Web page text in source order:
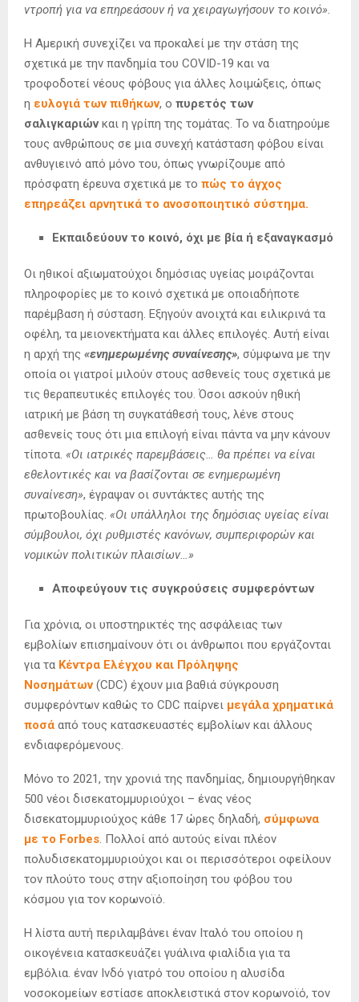
ντροπή για να επηρεάσουν ή να χειραγωγήσουν το κοινό».
Η Αμερική συνεχίζει να προκαλεί με την στάση της
σχετικά με την πανδημία του COVID-19 και να
τροφοδοτεί νέους φόβους για άλλες λοιμώξεις, όπως
η ευλογιά των πιθήκων, ο πυρετός των
σαλιγκαριώνκαι η γρίπη της τομάτας. Το να διατηρούμε
τους ανθρώπους σε μια συνεχή κατάσταση φόβου είναι
ανθυγιεινό από μόνο του, όπως γνωρίζουμε από
πρόσφατη έρευνα σχετικά με το πώς το άγχος
επηρεάζει αρνητικά το ανοσοποιητικό σύστημα.
Εκπαιδεύουν το κοινό, όχι με βία ή εξαναγκασμό
Οι ηθικοί αξιωματούχοι δημόσιας υγείας μοιράζονται
πληροφορίες με το κοινό σχετικά με οποιαδήποτε
παρέμβαση ή σύσταση. Εξηγούν ανοιχτά και ειλικρινά τα
οφέλη, τα μειονεκτήματα και άλλες επιλογές. Αυτή είναι
η αρχή της «ενημερωμένης συναίνεσης», σύμφωνα με την
οποία οι γιατροί μιλούν στους ασθενείς τους σχετικά με
τις θεραπευτικές επιλογές του. Όσοι ασκούν ηθική
ιατρική με βάση τη συγκατάθεσή τους, λένε στους
ασθενείς τους ότι μια επιλογή είναι πάντα να μην κάνουν
τίποτα. «Οι ιατρικές παρεμβάσεις… θα πρέπει να είναι
εθελοντικές και να βασίζονται σε ενημερωμένη
συναίνεση», έγραψαν οι συντάκτες αυτής της
πρωτοβουλίας. «Οι υπάλληλοι της δημόσιας υγείας είναι
σύμβουλοι, όχι ρυθμιστές κανόνων, συμπεριφορών και
νομικών πολιτικών πλαισίων…»
Αποφεύγουν τις συγκρούσεις συμφερόντων
Για χρόνια, οι υποστηρικτές της ασφάλειας των
εμβολίων επισημαίνουν ότι οι άνθρωποι που εργάζονται
για τα Κέντρα Ελέγχου και Πρόληψης
Νοσημάτων(CDC) έχουν μια βαθιά σύγκρουση
συμφερόντων καθώς το CDC παίρνει μεγάλα χρηματικά
ποσά από τους κατασκευαστές εμβολίων και άλλους
ενδιαφερόμενους.
Μόνο το 2021, την χρονιά της πανδημίας, δημιουργήθηκαν
500 νέοι δισεκατομμυριούχοι – ένας νέος
δισεκατομμυριούχος κάθε 17 ώρες δηλαδή, σύμφωνα
με το Forbes. Πολλοί από αυτούς είναι πλέον
πολυδισεκατομμυριούχοι και οι περισσότεροι οφείλουν
τον πλούτο τους στην αξιοποίηση του φόβου του
κόσμου για τον κορωνοϊό.
Η λίστα αυτή περιλαμβάνει έναν Ιταλό του οποίου η
οικογένεια κατασκευάζει γυάλινα φιαλίδια για τα
εμβόλια. έναν Ινδό γιατρό του οποίου η αλυσίδα
νοσοκομείων εστίασε αποκλειστικά στον κορωνοϊό, τον